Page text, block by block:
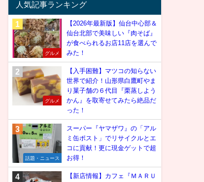
人気記事ランキング
グルメ
【2026年最新版】仙台中心部＆
仙台北部で美味しい『肉そば』
が食べられるお店11店を選んで
みた！
グルメ
【入手困難】マツコの知らない
世界で紹介！山形県白鷹町やま
り菓子舗の６代目『栗蒸しよう
かん』を取寄せてみたら絶品だ
った！
話題・ニュース
スーパー『ヤマザワ』の「アル
ミ缶ポスト」でリサイクルとエ
コに貢献！更に現金ゲットで超
お得！
【新店情報】カフェ『ＭＡＲＵ